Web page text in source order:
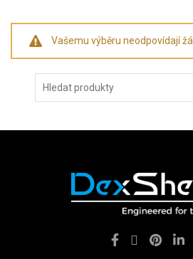
Vašemu výběru neodpovídají